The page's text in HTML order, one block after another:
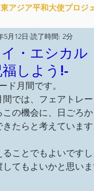
東アジア平和大使プロジ
ィズンシップ啓発出前授
CHANGE 社会を変
教材開発 SDGカフ
大地と地球 外部
イ・エシカ
しよう!-
5月12日 読了時間: 2分
ド月間です。
間では、フェアトレ
この機会に、日ごろ
たらと考えていま
ることでもよいです
してもよいかと思い